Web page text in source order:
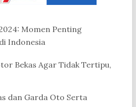
Momen Penting
Indonesia
Bekas Agar Tidak Tertipu,
dan Garda Oto Serta